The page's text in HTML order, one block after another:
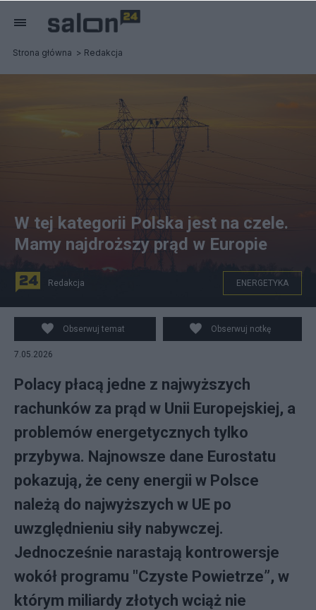
Strona główna Redakcja
W tej kategorii Polska jest na czele.
Mamy najdroższy prąd w Europie
Redakcja ENERGETYKA
Obserwuj temat Obserwuj notkę
7.05.2026
Polacy płacą jedne z najwyższych
rachunków za prąd w Unii Europejskiej, a
problemów energetycznych tylko
przybywa. Najnowsze dane Eurostatu
pokazują, że ceny energii w Polsce
należą do najwyższych w UE po
uwzględnieniu siły nabywczej.
Jednocześnie narastają kontrowersje
wokół programu "Czyste Powietrze”, w
którym miliardy złotych wciąż nie